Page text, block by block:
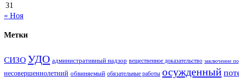
31
« Ноя
Метки
СИЗО УДО административный надзор вещественное доказательство заключение
несовершеннолетний обвиняемый обязательные работы осужденный